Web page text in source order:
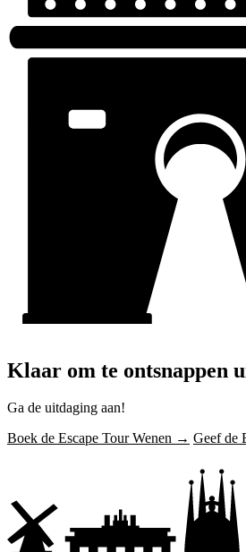
Klaar om te ontsnappen
Ga de uitdaging aan!
Boek de Escape Tour Wenen → Geef de